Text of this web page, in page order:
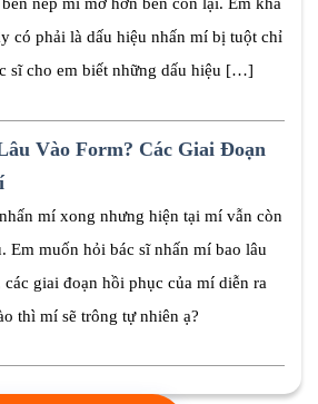
có phải là dấu hiệu nhấn mí bị tuột chỉ
sĩ cho em biết những dấu hiệu […]
Vào Form? Các Giai Đoạn
mí xong nhưng hiện tại mí vẫn còn
Em muốn hỏi bác sĩ nhấn mí bao lâu
giai đoạn hồi phục của mí diễn ra
thì mí sẽ trông tự nhiên ạ?